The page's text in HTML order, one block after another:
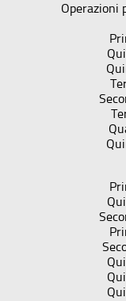
Operazioni